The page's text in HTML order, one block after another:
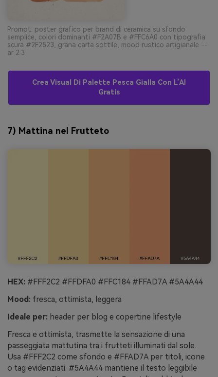
Prompt: poster grafico per brand di ceramica su sfondo
semplice, colori dominanti #F2A07B e #FFC6A0 con tipografia
scura #2F2523, grana carta sottile, mood rustico artigianale --
ar 2:3
Crea Visual Di Palette Pesca Gialla Con L’AI
Gratis
7) Mattina nel Frutteto
HEX: #FFF2C2 #FFDFA0 #FFC184 #FFAD7A #5A4A44
Mood: fresca, ottimista, leggera
Ideale per: header per blog e copertine lifestyle
Fresca e ottimista, trasmette la sensazione di una
passeggiata mattutina tra i frutteti illuminati dal sole.
Usa #FFF2C2 come sfondo e #FFAD7A per titoli, icone
o tag evidenziati. #5A4A44 mantiene il testo leggibile